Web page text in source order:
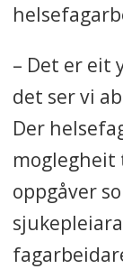
– Det er eit
det ser vi
Der
moglegheit
oppgåver